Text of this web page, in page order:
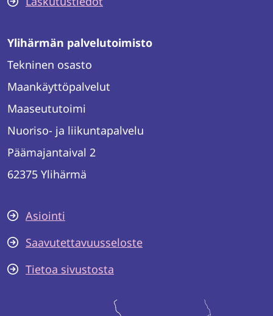
Ylihärmän palvelutoimisto
Tekninen osasto
Maankäyttöpalvelut
Maaseututoimi
Nuoriso- ja liikuntapalvelu
Päämajantaival 2
62375 Ylihärmä
Asiointi
Saavutettavuusseloste
Tietoa sivustosta